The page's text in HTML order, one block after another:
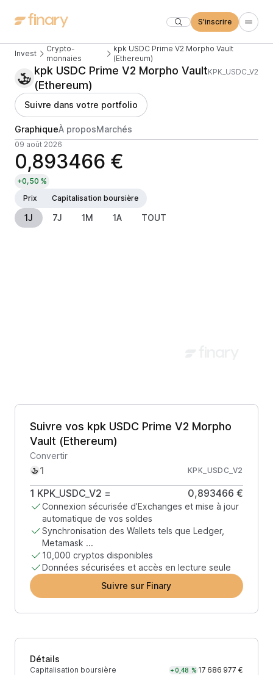
S'inscrire
Invest
Crypto-
monnaies
kpk USDC Prime V2 Morpho Vault
(Ethereum)
kpk USDC Prime V2 Morpho Vault
(Ethereum)
KPK_USDC_V2
Suivre dans votre portfolio
GraphiqueÀ proposMarchés
09 août 2026
0,893466 €
+0,50 %
Prix
Capitalisation boursière
1J 7J 1M 1A TOUT
Suivre vos kpk USDC Prime V2 Morpho
Vault (Ethereum)
Convertir
KPK_USDC_V2
1 KPK_USDC_V2 = 0,893466 €
Connexion sécurisée d’Exchanges et mise à jour
automatique de vos soldes
Synchronisation des Wallets tels que Ledger,
Metamask ...
10,000 cryptos disponibles
Données sécurisées et accès en lecture seule
Suivre sur Finary
Détails
Capitalisation boursière +0,48 % 17 686 977 €